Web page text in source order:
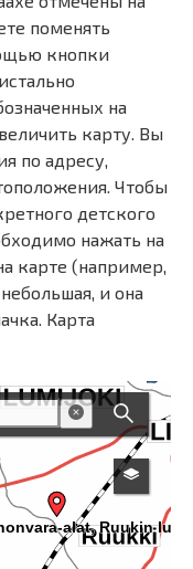
поменять
кнопки
на
карту. Вы
по адресу,
Чтобы
детского
нажать на
карте (например,
и она
Карта